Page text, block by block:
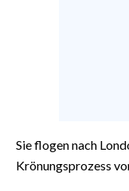
ANNUNCI
Sie flogen nach
Krönungsprozess